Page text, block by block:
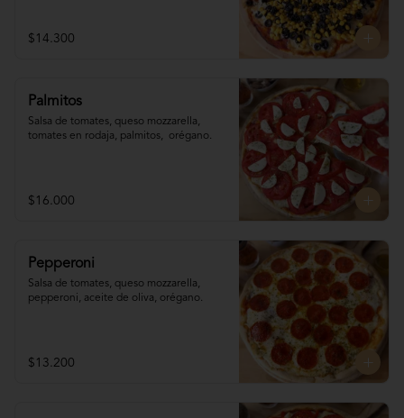
$14.300
Palmitos
Salsa de tomates, queso mozzarella,
tomates en rodaja, palmitos,  orégano.
$16.000
Pepperoni
Salsa de tomates, queso mozzarella,
pepperoni, aceite de oliva, orégano.
$13.200